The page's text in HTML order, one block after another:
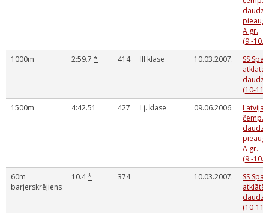
daudzc.
A gr.
(9.-
1000m
2:59.7 * 414 III klase 10.03.2007.
SS
(10-
1500m
4:42.51 427 I j. klase 09.06.2006.
Latvijas
čemp.
daudzc.
A gr.
(9.-
60m
barjerskrējiens
10.4* 374 10.03.2007.
SS
(10-